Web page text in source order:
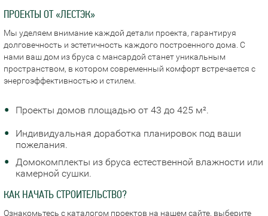
ПРОЕКТЫ ОТ «ЛЕСТЭК»
Мы уделяем внимание каждой детали проекта, гарантируя
долговечность и эстетичность каждого построенного дома. С
нами ваш дом из бруса с мансардой станет уникальным
пространством, в котором современный комфорт встречается с
энергоэффективностью и стилем.
Проекты домов площадью от 43 до 425 м².
Индивидуальная доработка планировок под ваши
пожелания.
Домокомплекты из бруса естественной влажности или
камерной сушки.
КАК НАЧАТЬ СТРОИТЕЛЬСТВО?
Ознакомьтесь с каталогом проектов на нашем сайте, выберите